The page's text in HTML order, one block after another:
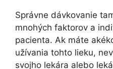
Správne dávkovanie
mnohých faktorov a
pacienta. Ak máte
užívania tohto lieku,
svojho lekára alebo